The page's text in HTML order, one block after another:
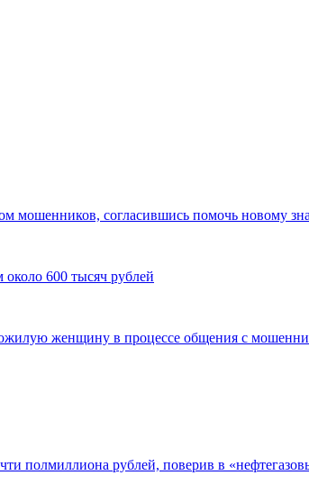
мошенников, согласившись помочь новому
600 тысяч рублей
женщину в процессе общения с
полмиллиона рублей, поверив в